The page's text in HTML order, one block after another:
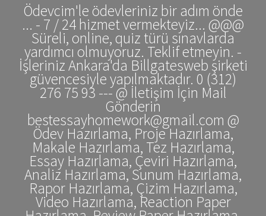
Ödevcim'le ödevleriniz bir adım önde
... - 7 / 24 hizmet vermekteyiz... @@@
Süreli, online, quiz türü sınavlarda
yardımcı olmuyoruz. Teklif etmeyin. -
İşleriniz Ankara'da Billgatesweb şirketi
güvencesiyle yapılmaktadır. 0 (312)
276 75 93 --- @ İletişim İçin Mail
Gönderin
bestessayhomework@gmail.com @
Ödev Hazırlama, Proje Hazırlama,
Makale Hazırlama, Tez Hazırlama,
Essay Hazırlama, Çeviri Hazırlama,
Analiz Hazırlama, Sunum Hazırlama,
Rapor Hazırlama, Çizim Hazırlama,
Video Hazırlama, Reaction Paper